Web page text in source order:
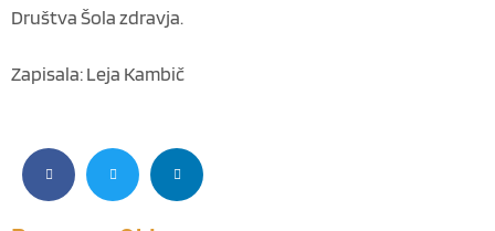
Društva Šola zdravja.
Zapisala: Leja Kambič